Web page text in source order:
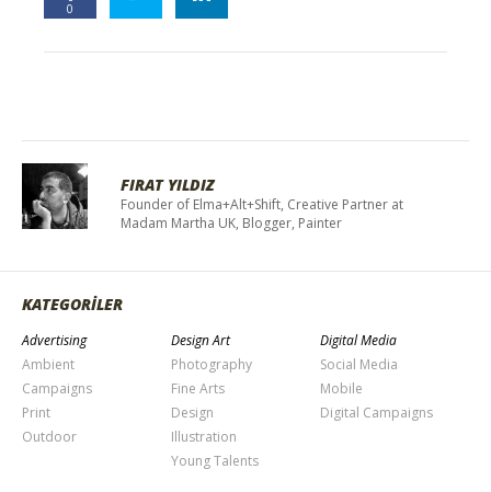
0
FIRAT YILDIZ
Founder of Elma+Alt+Shift, Creative Partner at
Madam Martha UK, Blogger, Painter
KATEGORİLER
Advertising
Ambient
Campaigns
Print
Outdoor
Design Art
Photography
Fine Arts
Design
Illustration
Young Talents
Digital Media
Social Media
Mobile
Digital Campaigns